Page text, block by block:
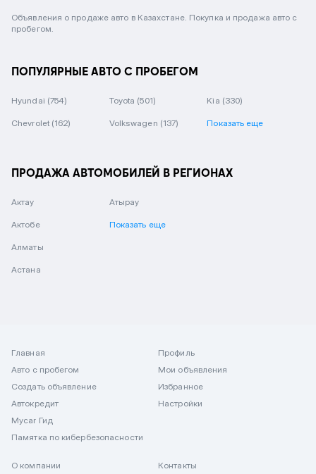
Объявления о продаже авто в Казахстане. Покупка и продажа авто с
пробегом.
ПОПУЛЯРНЫЕ АВТО С ПРОБЕГОМ
Hyundai (754) Toyota (501) Kia (330)
Chevrolet (162) Volkswagen (137) Показать еще
ПРОДАЖА АВТОМОБИЛЕЙ В РЕГИОНАХ
Актау
Актобе
Алматы
Астана
Атырау
Показать еще
Главная
Авто с пробегом
Создать объявление
Автокредит
Mycar Гид
Памятка по кибербезопасности
Профиль
Мои объявления
Избранное
Настройки
О компании
Контакты